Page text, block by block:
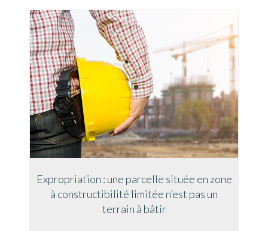
Expropriation : une parcelle située en zone
à constructibilité limitée n’est pas un
terrain à bâtir